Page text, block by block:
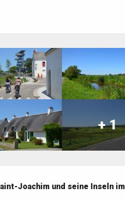
+ 1
Joachim und seine Inseln im